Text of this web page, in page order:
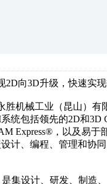
2D向3D升级，快速实
胜机械工业（昆山）
统包括领先的2D和
Express®，以及易于
计、编程、管理和协
集设计、研发、制造